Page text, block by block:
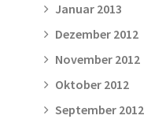
Januar 2013
Dezember 2012
November 2012
Oktober 2012
September 2012